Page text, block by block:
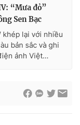
“Mưa đỏ”
Sen Bạc
khép lại với nhiều
bản sắc và ghi
ảnh Việt...